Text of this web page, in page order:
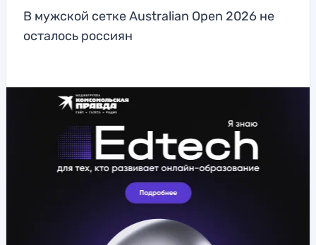
В мужской сетке Australian Open 2026 не
осталось россиян